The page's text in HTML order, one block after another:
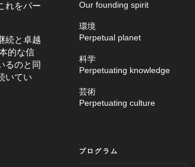
れをパー
続と卓越
的な信
るのと同
いてい
Our founding spirit
環境
Perpetual planet
科学
Perpetuating knowledge
芸術
Perpetuating culture
プログラム